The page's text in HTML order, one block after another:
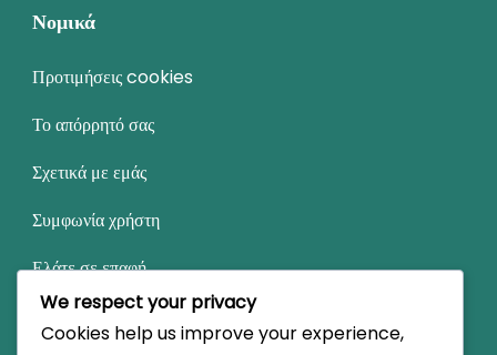
Νομικά
Προτιμήσεις cookies
Το απόρρητό σας
Σχετικά με εμάς
Συμφωνία χρήστη
Ελάτε σε επαφή
Κατηγορίες
We respect your privacy
Cookies help us improve your experience,